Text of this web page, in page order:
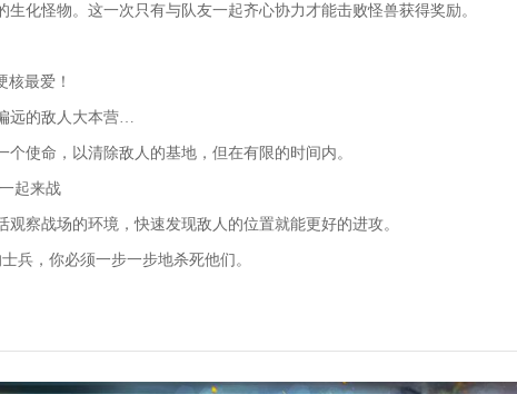
化怪物。这一次只有与队友一起齐心协力才能击败怪兽获得奖励。
核最爱！
远的敌人大本营…
使命，以清除敌人的基地，但在有限的时间内。
起来战
察战场的环境，快速发现敌人的位置就能更好的进攻。
兵，你必须一步一步地杀死他们。